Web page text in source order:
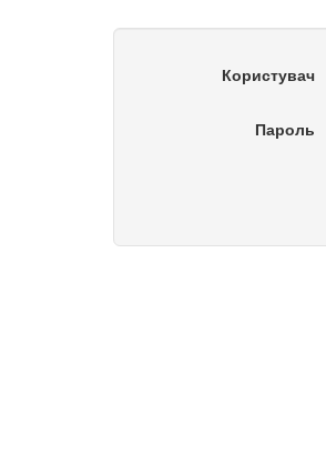
Користувач
Пароль